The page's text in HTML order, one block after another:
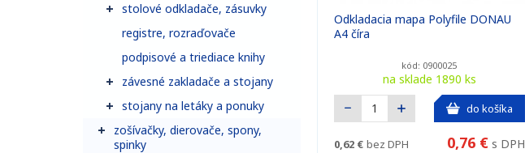
stolové odkladače, zásuvky
registre, rozraďovače
podpisové a triediace knihy
závesné zakladače a stojany
stojany na letáky a ponuky
zošívačky, dierovače, spony,
spinky
Odkladacia mapa Polyfile DONAU
A4 číra
kód: 0900025
na sklade 1890 ks
do košíka
0,62 € bez DPH 0,76 € s DPH